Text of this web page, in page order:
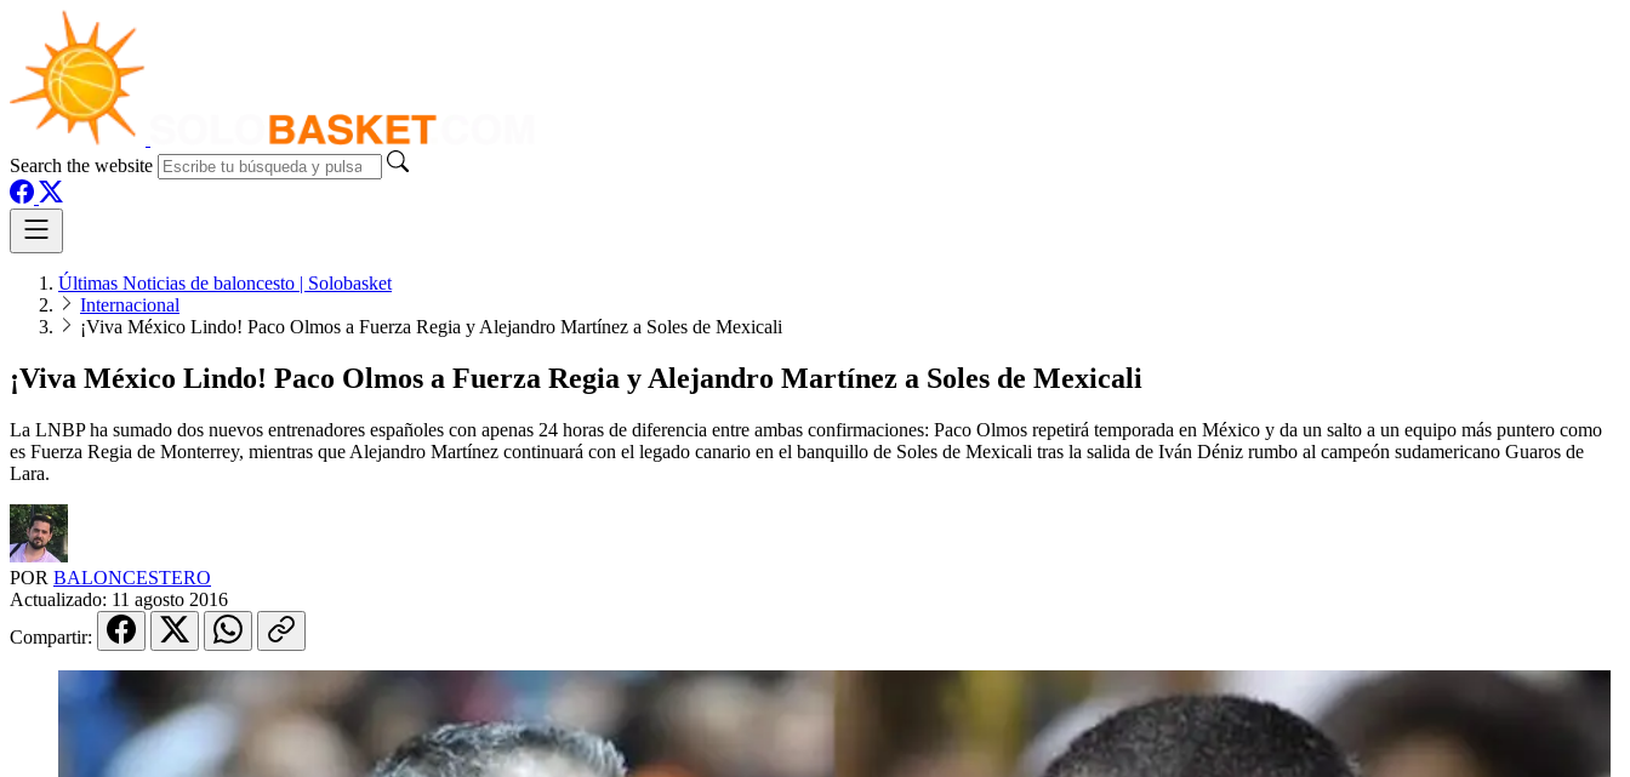
Search the website
Últimas Noticias de baloncesto | Solobasket
Internacional
¡Viva México Lindo! Paco Olmos a Fuerza Regia y Alejandro Martínez a Soles de Mexicali
¡Viva México Lindo! Paco Olmos a Fuerza Regia y Alejandro Martínez a Soles de Mexicali
La LNBP ha sumado dos nuevos entrenadores españoles con apenas 24 horas de diferencia entre ambas confirmaciones: Paco Olmos repetirá temporada en México y da un salto a un equipo más puntero como
es Fuerza Regia de Monterrey, mientras que Alejandro Martínez continuará con el legado canario en el banquillo de Soles de Mexicali tras la salida de Iván Déniz rumbo al campeón sudamericano Guaros de
Lara.
POR BALONCESTERO
Actualizado: 11 agosto 2016
Compartir: